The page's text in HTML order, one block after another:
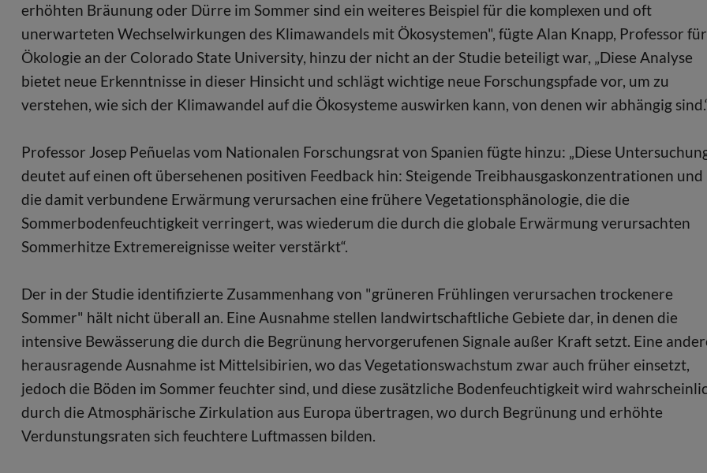
erhöhten Bräunung oder Dürre im Sommer sind ein weiteres Beispiel für die komplexen und oft
unerwarteten Wechselwirkungen des Klimawandels mit Ökosystemen", fügte Alan Knapp, Professor für
Ökologie an der Colorado State University, hinzu der nicht an der Studie beteiligt war, „Diese Analyse
bietet neue Erkenntnisse in dieser Hinsicht und schlägt wichtige neue Forschungspfade vor, um zu
verstehen, wie sich der Klimawandel auf die Ökosysteme auswirken kann, von denen wir abhängig
Professor Josep Peñuelas vom Nationalen Forschungsrat von Spanien fügte hinzu: „Diese
deutet auf einen oft übersehenen positiven Feedback hin: Steigende Treibhausgaskonzentrationen und
die damit verbundene Erwärmung verursachen eine frühere Vegetationsphänologie, die die
Sommerbodenfeuchtigkeit verringert, was wiederum die durch die globale Erwärmung verursachten
Sommerhitze Extremereignisse weiter verstärkt“.
Der in der Studie identifizierte Zusammenhang von "grüneren Frühlingen verursachen trockenere
Sommer" hält nicht überall an. Eine Ausnahme stellen landwirtschaftliche Gebiete dar, in denen die
intensive Bewässerung die durch die Begrünung hervorgerufenen Signale außer Kraft setzt. Eine
herausragende Ausnahme ist Mittelsibirien, wo das Vegetationswachstum zwar auch früher einsetzt,
jedoch die Böden im Sommer feuchter sind, und diese zusätzliche Bodenfeuchtigkeit wird
durch die Atmosphärische Zirkulation aus Europa übertragen, wo durch Begrünung und erhöhte
Verdunstungsraten sich feuchtere Luftmassen bilden.